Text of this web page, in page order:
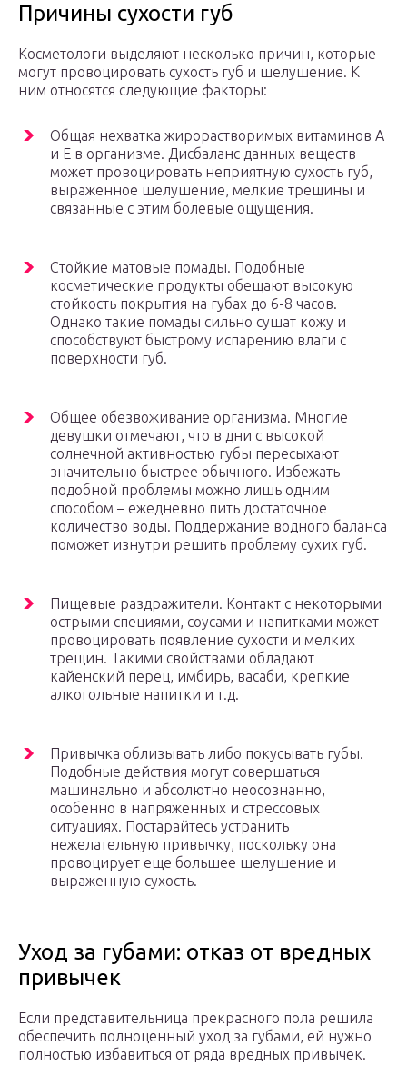
Причины сухости губ
Косметологи выделяют несколько причин, которые
могут провоцировать сухость губ и шелушение. К
ним относятся следующие факторы:
Общая нехватка жирорастворимых витаминов А
и Е в организме. Дисбаланс данных веществ
может провоцировать неприятную сухость губ,
выраженное шелушение, мелкие трещины и
связанные с этим болевые ощущения.
Стойкие матовые помады. Подобные
косметические продукты обещают высокую
стойкость покрытия на губах до 6-8 часов.
Однако такие помады сильно сушат кожу и
способствуют быстрому испарению влаги с
поверхности губ.
Общее обезвоживание организма. Многие
девушки отмечают, что в дни с высокой
солнечной активностью губы пересыхают
значительно быстрее обычного. Избежать
подобной проблемы можно лишь одним
способом – ежедневно пить достаточное
количество воды. Поддержание водного баланса
поможет изнутри решить проблему сухих губ.
Пищевые раздражители. Контакт с некоторыми
острыми специями, соусами и напитками может
провоцировать появление сухости и мелких
трещин. Такими свойствами обладают
кайенский перец, имбирь, васаби, крепкие
алкогольные напитки и т.д.
Привычка облизывать либо покусывать губы.
Подобные действия могут совершаться
машинально и абсолютно неосознанно,
особенно в напряженных и стрессовых
ситуациях. Постарайтесь устранить
нежелательную привычку, поскольку она
провоцирует еще большее шелушение и
выраженную сухость.
Уход за губами: отказ от вредных
привычек
Если представительница прекрасного пола решила
обеспечить полноценный уход за губами, ей нужно
полностью избавиться от ряда вредных привычек.